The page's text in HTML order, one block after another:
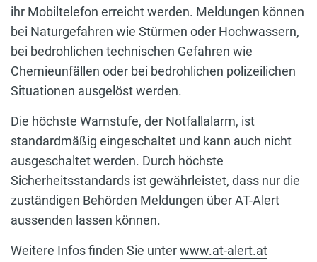
ihr Mobiltelefon erreicht werden. Meldungen können
bei Naturgefahren wie Stürmen oder Hochwassern,
bei bedrohlichen technischen Gefahren wie
Chemieunfällen oder bei bedrohlichen polizeilichen
Situationen ausgelöst werden.
Die höchste Warnstufe, der Notfallalarm, ist
standardmäßig eingeschaltet und kann auch nicht
ausgeschaltet werden. Durch höchste
Sicherheitsstandards ist gewährleistet, dass nur die
zuständigen Behörden Meldungen über AT-Alert
aussenden lassen können.
Weitere Infos finden Sie unterwww.at-alert.at